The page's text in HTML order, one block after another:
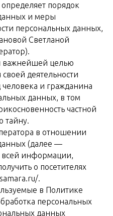
порядок
и меры
персональных данных,
Светланой
важнейшей целью
деятельности
и гражданина
данных, в том
частной
тайну.
в отношении
(далее —
всей информации,
о посетителях
.
в Политике
персональных
данных